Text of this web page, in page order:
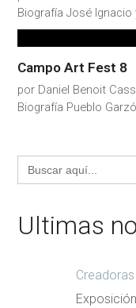
Biografía José
Campo Art Fest 8
por Daniel Benoit
Biografía Pueblo
Buscar:
Ultimas